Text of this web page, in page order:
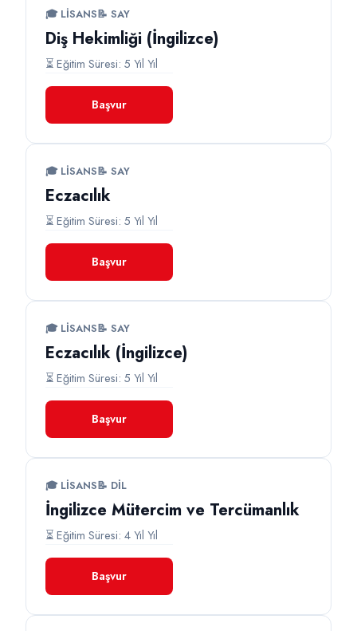
🎓 LISANS📝 SAY
Diş Hekimliği (İngilizce)
⏳ Eğitim Süresi: 5 Yıl Yıl
Başvur
🎓 LISANS📝 SAY
Eczacılık
⏳ Eğitim Süresi: 5 Yıl Yıl
Başvur
🎓 LISANS📝 SAY
Eczacılık (İngilizce)
⏳ Eğitim Süresi: 5 Yıl Yıl
Başvur
🎓 LISANS📝 DİL
İngilizce Mütercim ve Tercümanlık
⏳ Eğitim Süresi: 4 Yıl Yıl
Başvur